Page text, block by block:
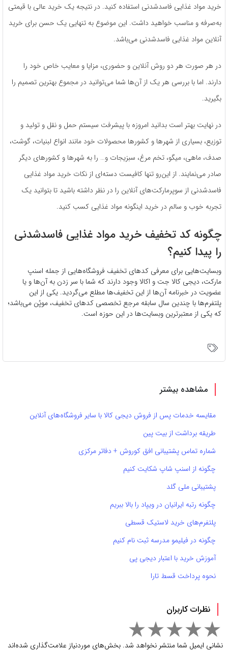
خرید مواد غذایی فاسدشدنی استفاده کنید. در نتیجه یک خرید عالی با قیمتی
به‌صرفه و مناسب خواهید داشت. این موضوع به تنهایی یک حسن برای خرید
آنلاین مواد غذایی فاسدشدنی می‌باشد.
در هر صورت هر دو روش آنلاین و حضوری، مزایا و معایب خاص خود را
دارند. اما با بررسی هر یک از آن‌ها شما می‌توانید در مجموع بهترین تصمیم را
بگیرید.
در نهایت بهتر است بدانید امروزه با پیشرفت سیستم حمل و نقل و تولید و
توزیع، بسیاری از شهرها و‌ کشورها محصولات خود مانند انواع لبنیات، گوشت،
صدف، ماهی، میگو، تخم مرغ، سبزیجات و… را به شهرها و کشورهای دیگر
صادر می‌نمایند. از این‌رو تنها کافیست دسته‌ای از نکات خرید مواد غذایی
فاسدشدنی از سوپرمارکت‌های آنلاین را در نظر داشته باشید تا بتوانید یک
تجربه خوب و سالم در خرید اینگونه مواد غذایی کسب کنید.
چگونه کد تخفیف خرید مواد غذایی فاسدشدنی
را پیدا کنیم؟
وبسایت‌هایی برای معرفی کدهای تخفیف فروشگاه‌هایی از جمله اسنپ
مارکت، دیجی کالا جت و اکالا وجود دارند که شما با سر زدن به آن‌ها و یا
عضویت در خبرنامه آن‌ها از این تخفیف‌ها مطلع می‌گردید. یکی از این
پلتفرم‌ها با چندین سال سابقه مرجع تخصصی کدهای تخفیف، موپُن می‌باشد؛
که یکی از معتبرترین وبسایت‌ها در این حوزه است.
مشاهده بیشتر
مقایسه خدمات پس از فروش دیجی کالا با سایر فروشگاه‌های آنلاین
طریقه برداشت از بیت پین
شماره تماس پشتیبانی افق کوروش + دفاتر مرکزی
چگونه از اسنپ شاپ شکایت کنیم
پشتیبانی ملی گلد
چگونه رتبه ایرانیان در ویپاد را بالا ببریم
پلتفرم‌های خرید لاستیک قسطی
چگونه در فیلیمو مدرسه ثبت نام کنیم
آموزش خرید با اعتبار دیجی پی
نحوه پرداخت قسط تارا
نظرات کاربران
نشانی ایمیل شما منتشر نخواهد شد. بخش‌های موردنیاز علامت‌گذاری شده‌اند